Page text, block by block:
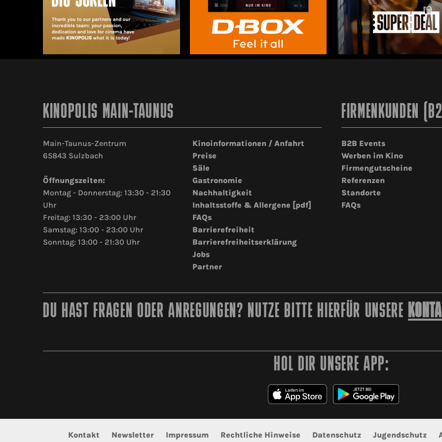
KINOPOLIS MAIN-TAUNUS
Main-Taunus-Zentrum
65843 Sulzbach
Öffnungszeiten:
Montag - Donnerstag: 13:30 - 21:30
Uhr
Freitag: 13:30 - 23:00 Uhr
Samstag: 13:00 - 23:00 Uhr
Sonntag: 13:00 - 21:30 Uhr
Kinoinformationen / Anfahrt
Preise
Säle
Gastronomie
Nachhaltigkeit
Inhaltsstoffe & Allergene [pdf]
FAQs
Barrierefreiheit
Barrierefreiheitserklärung
Jobs
Partner
FIRMENKUNDEN
B2B Events
Werben im Kino
Firmengutscheine
Referenzen
Standorte
FAQs
DU HAST FRAGEN ODER ANREGUNGEN? NUTZE BITTE HIERFÜR UNSERE
HOL DIR UNSERE APP:
Kontakt Newsletter Impressum Rechtliche Hinweise Datenschutz Jugendschutz